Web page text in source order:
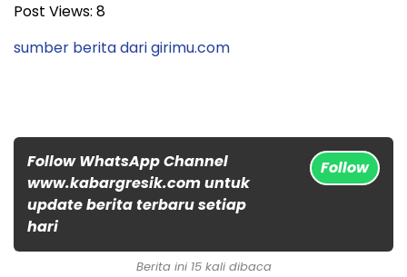
Post Views: 8
sumber berita dari girimu.com
Follow WhatsApp Channel
www.kabargresik.com untuk
update berita terbaru setiap
hari
Follow
Berita ini 15 kali dibaca